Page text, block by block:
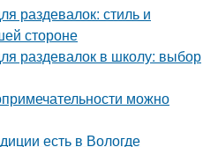
раздевалок: стиль и
стороне
раздевалок в школу: выбор
можно
есть в Вологде